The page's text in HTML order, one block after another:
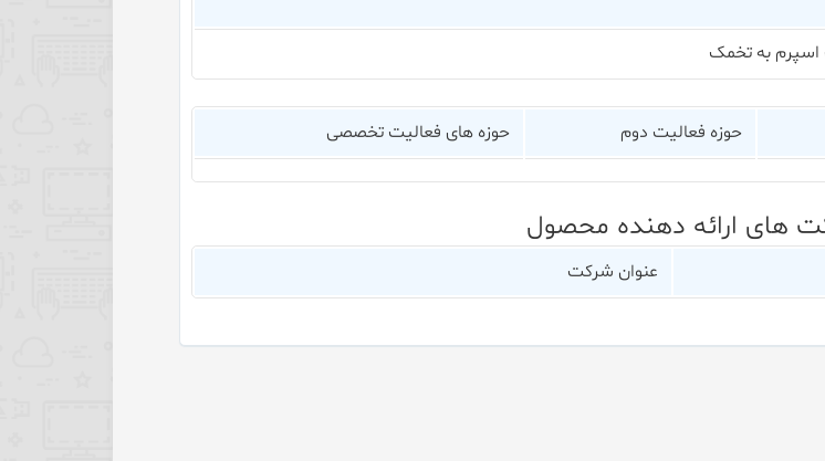
به تخمک
حوزه فعالیت دوم حوزه های فعالیت تخصصی
های ارائه دهنده محصول
عنوان شرکت